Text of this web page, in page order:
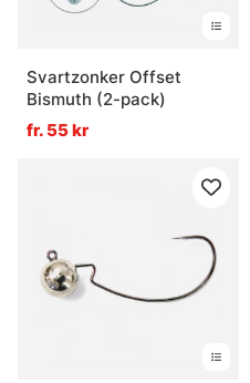
Svartzonker Offset
Bismuth (2-pack)
fr. 55 kr